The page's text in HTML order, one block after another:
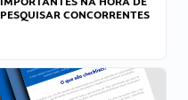
PESQUISAR CONCORRENTES